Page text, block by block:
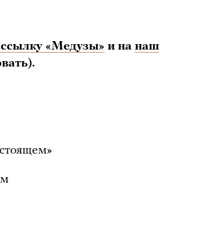
«Медузы» и на наш